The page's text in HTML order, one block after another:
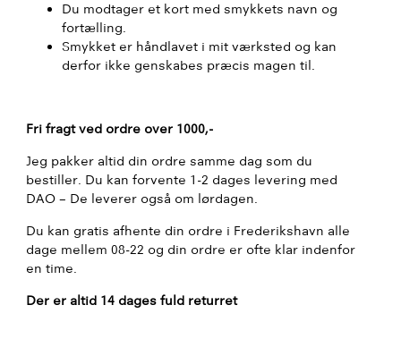
Du modtager et kort med smykkets navn og
fortælling.
Smykket er håndlavet i mit værksted og kan
derfor ikke genskabes præcis magen til.
Fri fragt ved ordre over 1000,-
Jeg pakker altid din ordre samme dag som du
bestiller. Du kan forvente 1-2 dages levering med
DAO – De leverer også om lørdagen.
Du kan gratis afhente din ordre i Frederikshavn alle
dage mellem 08-22 og din ordre er ofte klar indenfor
en time.
Der er altid 14 dages fuld returret